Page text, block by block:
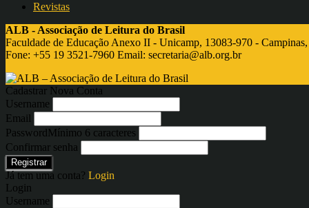
Revistas
ALB - Associação de Leitura do Brasil
Faculdade de Educação Anexo II - Unicamp, 13083-970 - Campinas,
Fone: +55 19 3521-7960 Email: secretaria@alb.org.br
Cadastrar Nova Conta
Username
Email
PasswordMínimo 6 caracteres
Confirmar senha
Registrar
Já tem uma conta? Login
Login
Username